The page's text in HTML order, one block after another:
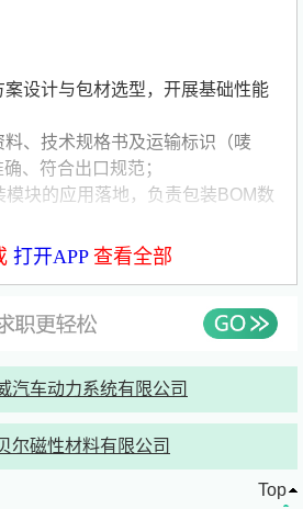
设计与包材选型，开展基础性能
、技术规格书及运输标识（唛
、符合出口规范；
块的应用落地，负责包装BOM数
变更的生产实施，识别现场异常并
定性验证、研发阶段新型包材技术
相关专业；
识，熟悉包装结构设计、包材特
打开APP查看全部
汽车动力系统有限公司
尔磁性材料有限公司
Top